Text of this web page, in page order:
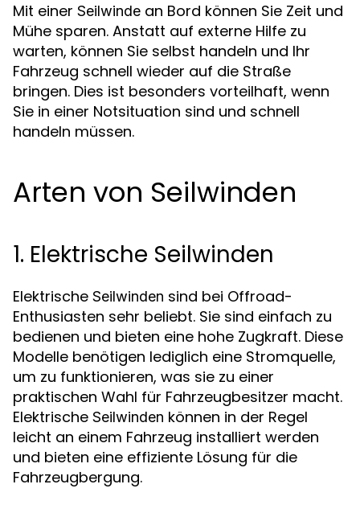
Mit einer Seilwinde an Bord können Sie Zeit und
Mühe sparen. Anstatt auf externe Hilfe zu
warten, können Sie selbst handeln und Ihr
Fahrzeug schnell wieder auf die Straße
bringen. Dies ist besonders vorteilhaft, wenn
Sie in einer Notsituation sind und schnell
handeln müssen.
Arten von Seilwinden
1. Elektrische Seilwinden
Elektrische Seilwinden sind bei Offroad-
Enthusiasten sehr beliebt. Sie sind einfach zu
bedienen und bieten eine hohe Zugkraft. Diese
Modelle benötigen lediglich eine Stromquelle,
um zu funktionieren, was sie zu einer
praktischen Wahl für Fahrzeugbesitzer macht.
Elektrische Seilwinden können in der Regel
leicht an einem Fahrzeug installiert werden
und bieten eine effiziente Lösung für die
Fahrzeugbergung.